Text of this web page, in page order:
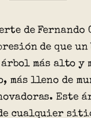
de Fernando
de que un
más alto y
más lleno de
Este
cualquier